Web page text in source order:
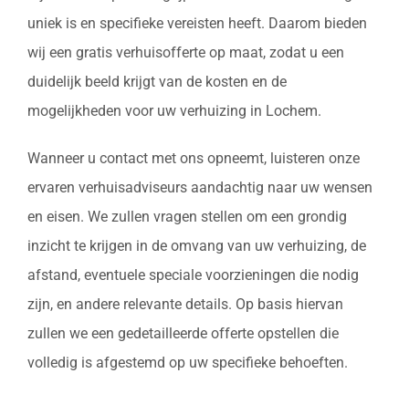
uniek is en specifieke vereisten heeft. Daarom bieden
wij een gratis verhuisofferte op maat, zodat u een
duidelijk beeld krijgt van de kosten en de
mogelijkheden voor uw verhuizing in Lochem.
Wanneer u contact met ons opneemt, luisteren onze
ervaren verhuisadviseurs aandachtig naar uw wensen
en eisen. We zullen vragen stellen om een grondig
inzicht te krijgen in de omvang van uw verhuizing, de
afstand, eventuele speciale voorzieningen die nodig
zijn, en andere relevante details. Op basis hiervan
zullen we een gedetailleerde offerte opstellen die
volledig is afgestemd op uw specifieke behoeften.